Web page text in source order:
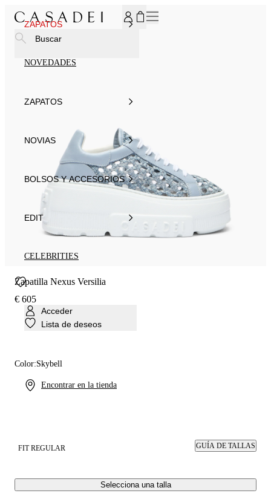
ZAPATOS
NOVEDADES
ZAPATOS
NOVIAS
BOLSOS Y ACCESORIOS
EDIT
CELEBRITIES
Acceder
Lista de deseos
Encontrar en la tienda
Buscar
Zapatilla Nexus Versilia
€ 605
Color:Skybell
FIT REGULAR GUÍA DE TALLAS
Selecciona una talla